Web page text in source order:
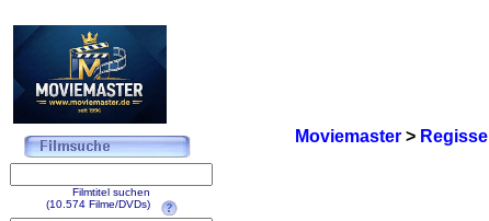
Moviemaster>
Filmtitel suchen
(10.574 Filme/DVDs)